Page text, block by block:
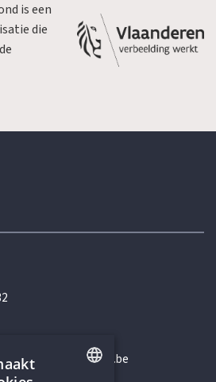
is een
die